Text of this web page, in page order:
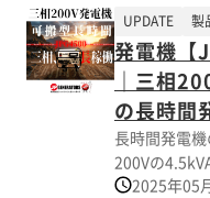
発電機【
｜三相
の長時間
UPDATE 製
長時間発電
200Vの
JPG4500は
2025年05